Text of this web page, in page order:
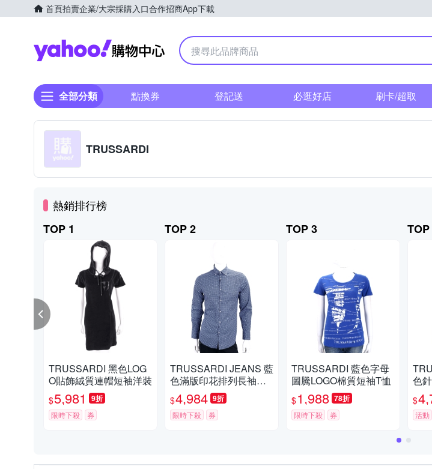
首頁拍賣企業/大宗採購入口合作招商App下載
Yahoo購物中心
全部分類 點換券 登記送 必逛好店 刷卡/超取
TRUSSARDI
熱銷排行榜
TOP 1
TRUSSARDI 黑色LOG
O貼飾絨質連帽短袖洋裝
$5,981 9折
限時下殺 券
TOP 2
TRUSSARDI JEANS 藍
色滿版印花排列長袖襯
衫
$4,984 9折
限時下殺 券
TOP 3
TRUSSARDI 藍色字母
圖騰LOGO棉質短袖T恤
$1,988 78折
限時下殺 券
色
$
活動